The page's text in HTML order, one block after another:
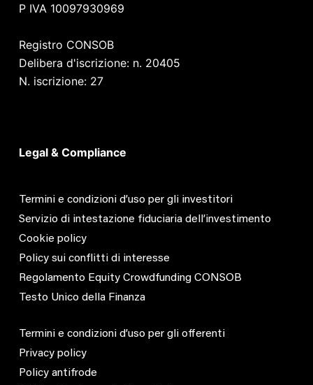
P IVA 10097930969
Registro CONSOB
Delibera d'iscrizione: n. 20405
N. iscrizione: 27
Legal & Compliance
Termini e condizioni d’uso per gli investitori
Servizio di intestazione fiduciaria dell’investimento
Cookie policy
Policy sui conflitti di interesse
Regolamento Equity Crowdfunding CONSOB
Testo Unico della Finanza
Termini e condizioni d’uso per gli offerenti
Privacy policy
Policy antifrode